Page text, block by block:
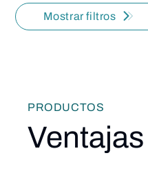
Mostrar filtros
PRODUCTOS